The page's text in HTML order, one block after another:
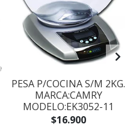
PESA P/COCINA S/M 2KG.
MARCA:CAMRY
MODELO:EK3052-11
$16.900